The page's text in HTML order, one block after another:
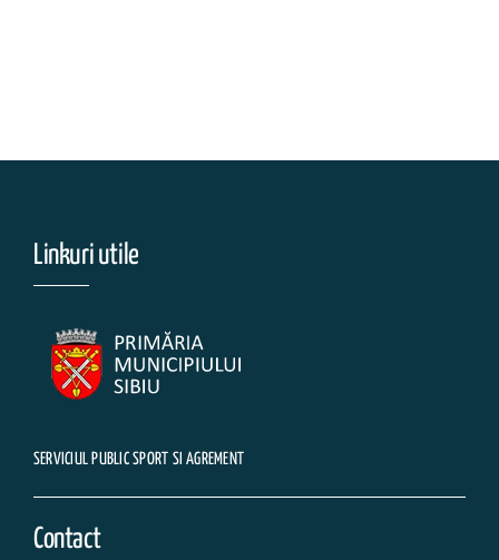
Linkuri utile
SERVICIUL PUBLIC SPORT SI AGREMENT
Contact